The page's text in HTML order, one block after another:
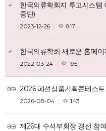
한국의류학회지 투고시스템
중단)
2023-12-26 817
한국의류학회 새로운 홈페이
2022-03-24 1951
869 2026 패션상품기획콘테스
2026-08-04 143
868 제26대 수석부회장 경선 참